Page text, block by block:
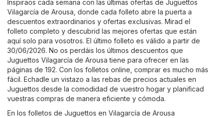
Inspiraos cada semana con las últimas ofertas de Juguettos
Vilagarcía de Arousa, donde cada folleto abre la puerta a
descuentos extraordinarios y ofertas exclusivas. Mirad el
folleto completo y descubrid las mejores ofertas que están
aquí solo para vosotros. El último folleto es válido a partir de
30/06/2026. No os perdáis los últimos descuentos que
Juguettos Vilagarcía de Arousa tiene para ofrecer en las
páginas de 192. Con los folletos online, comprar es mucho más
fácil. Echadle un vistazo a las rebas de precios actuales en
Juguettos desde la comodidad de vuestro hogar y planificad
vuestras compras de manera eficiente y cómoda.
En los folletos de Juguettos en Vilagarcía de Arousa